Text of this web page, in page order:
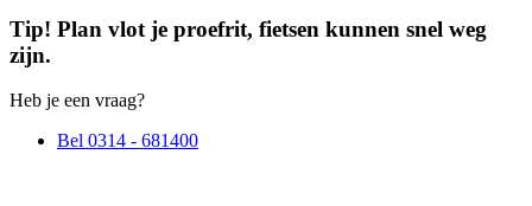
Tip! Plan vlot je proefrit, fietsen kunnen snel weg
zijn.
Heb je een vraag?
Bel 0314 - 681400